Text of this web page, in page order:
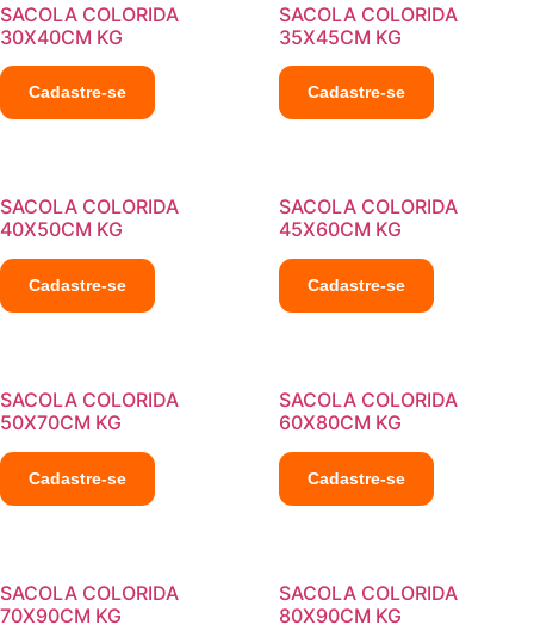
SACOLA COLORIDA
30X40CM KG
Cadastre-se
SACOLA COLORIDA
35X45CM KG
Cadastre-se
SACOLA COLORIDA
40X50CM KG
Cadastre-se
SACOLA COLORIDA
45X60CM KG
Cadastre-se
SACOLA COLORIDA
50X70CM KG
Cadastre-se
SACOLA COLORIDA
60X80CM KG
Cadastre-se
SACOLA COLORIDA
70X90CM KG
SACOLA COLORIDA
80X90CM KG